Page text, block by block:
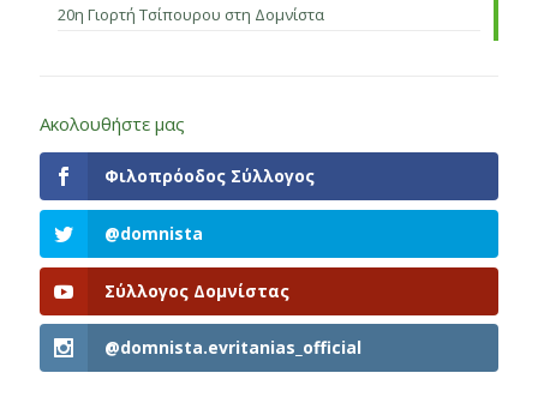
20η Γιορτή Τσίπουρου στη Δομνίστα
Ακολουθήστε μας
Φιλοπρόοδος Σύλλογος
@domnista
Σύλλογος Δομνίστας
@domnista.evritanias_official